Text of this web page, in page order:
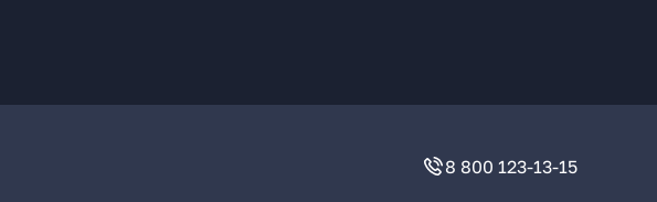
8 800 123-13-15